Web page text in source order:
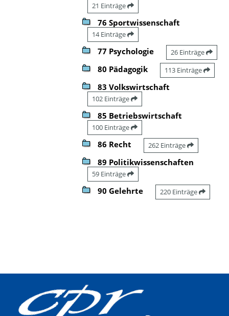
21 Einträge
76 Sportwissenschaft
14 Einträge
77 Psychologie 26 Einträge
80 Pädagogik 113 Einträge
83 Volkswirtschaft
102 Einträge
85 Betriebswirtschaft
100 Einträge
86 Recht 262 Einträge
89 Politikwissenschaften
59 Einträge
90 Gelehrte 220 Einträge